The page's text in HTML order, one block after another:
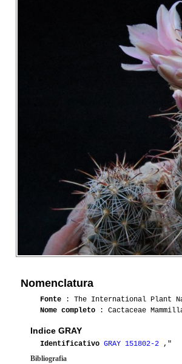
Nomenclatura
Fonte : The International Plant
Nome completo : Cactaceae
Indice GRAY
Identificativo GRAY 151802-2 ,"
Bibliografia